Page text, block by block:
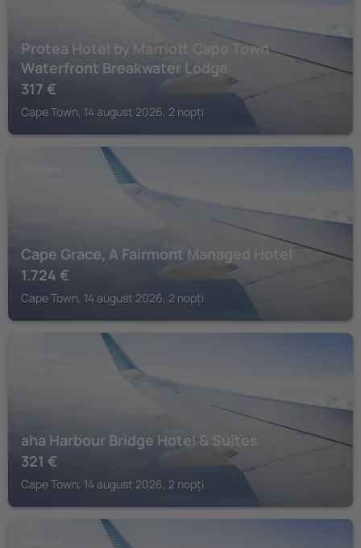
Protea Hotel by Marriott Cape Town
Waterfront Breakwater Lodge
317 €
Cape Town, 14 august 2026, 2 nopți
Cape Grace, A Fairmont Managed Hotel
1.724 €
Cape Town, 14 august 2026, 2 nopți
aha Harbour Bridge Hotel & Suites
321 €
Cape Town, 14 august 2026, 2 nopți